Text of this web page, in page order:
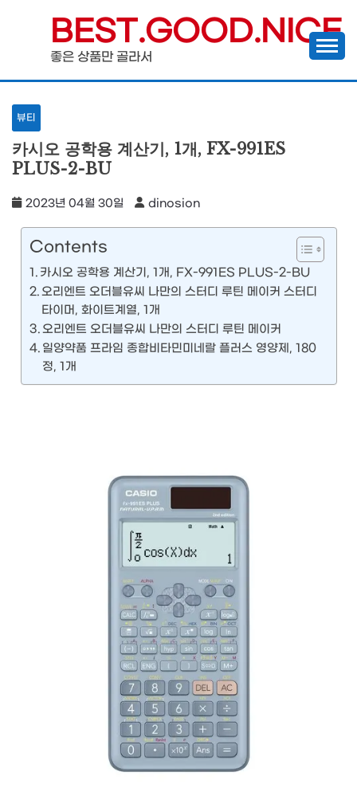
content
BEST.GOOD.NICE
좋은 상품만 골라서
뷰티
카시오 공학용 계산기, 1개, FX-991ES
PLUS-2-BU
2023년 04월 30일 dinosion
Contents
카시오 공학용 계산기, 1개, FX-991ES PLUS-2-BU
오리엔트 오더블유씨 나만의 스터디 루틴 메이커 스터디
타이머, 화이트계열, 1개
오리엔트 오더블유씨 나만의 스터디 루틴 메이커
일양약품 프라임 종합비타민미네랄 플러스 영양제, 180
정, 1개